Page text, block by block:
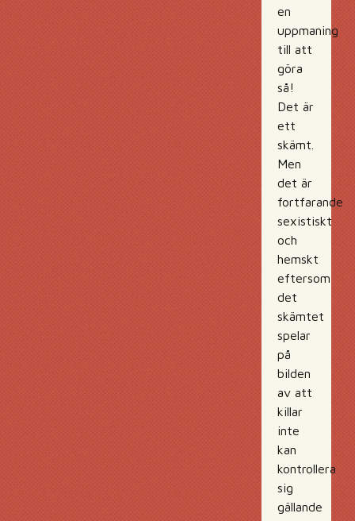
en
uppmaning
till att
göra
så!
Det är
ett
skämt.
Men
det är
fortfarande
sexistiskt
och
hemskt
eftersom
det
skämtet
spelar
på
bilden
av att
killar
inte
kan
kontrollera
sig
gällande